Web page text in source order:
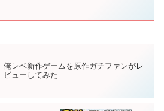
俺レベ新作ゲームを原作ガチファンがレ
ビューしてみた